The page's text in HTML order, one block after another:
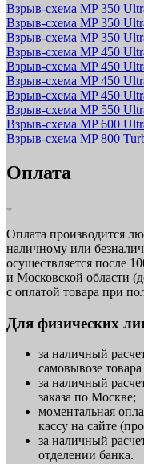
Взрыв-схема MP 350
Взрыв-схема MP 350
Взрыв-схема MP 350
Взрыв-схема MP 450
Взрыв-схема MP 450
Взрыв-схема MP 450
Взрыв-схема MP 450
Взрыв-схема MP 550
Взрыв-схема MP 600
Взрыв-схема MP 800
Оплата
Оплата производится
наличному или
осуществляется после
и Московской области
с оплатой товара при
Для физических
за наличный
самовывозе
за наличный
заказа по Москве;
моментальная
кассу на сайте
за наличный
отделении банка.